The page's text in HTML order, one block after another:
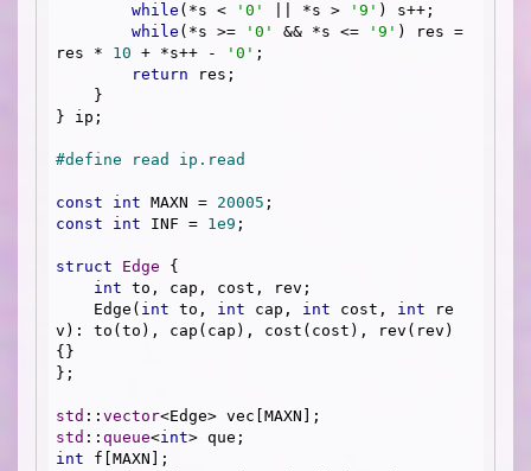
while (*s < '0' || *s > '9' ) s++;
while (*s >= '0' && *s <= '9' ) res =
res * 10 + *s++ - '0' ;
return res;
} ip;
#define read ip.read
const int MAXN = 20005
const
int INF = 1e9 ;
struct Edge {
int to, cap, cost, rev;
    Edge(
int to, int cap, int cost, int re
v): to(to), cap(cap), cost(cost), rev(rev)
{}
};
std :: vector
std :: queue<int
int